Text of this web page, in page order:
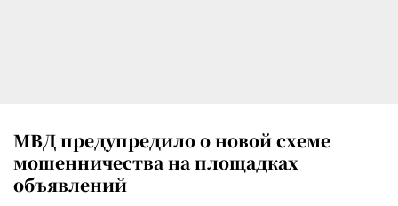
МВД предупредило о новой схеме
мошенничества на площадках
объявлений